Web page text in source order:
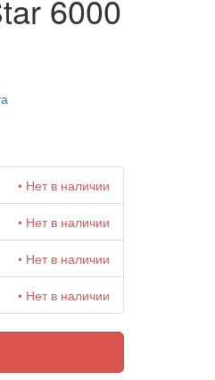
6000
• Нет в наличии
• Нет в наличии
• Нет в наличии
• Нет в наличии